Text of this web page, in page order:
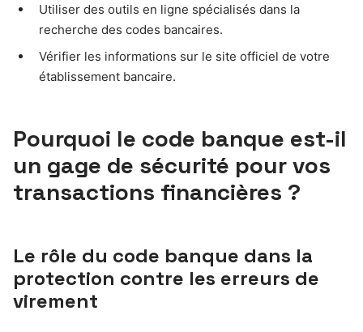
Utiliser des outils en ligne spécialisés dans la
recherche des codes bancaires.
Vérifier les informations sur le site officiel de votre
établissement bancaire.
Pourquoi le code banque est-il
un gage de sécurité pour vos
transactions financières ?
Le rôle du code banque dans la
protection contre les erreurs de
virement